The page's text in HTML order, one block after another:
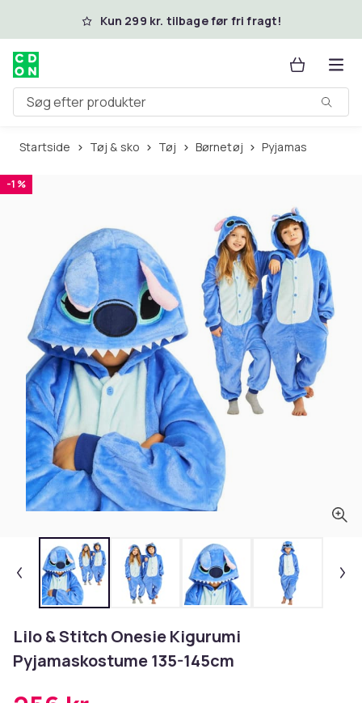
Spring til hovedindhold
Kun 299 kr. tilbage før fri fragt!
Søg efter produkter
Startside Tøj & sko Tøj Børnetøj Pyjamas
-1 %
Lilo & Stitch Onesie Kigurumi
Pyjamaskostume 135-145cm